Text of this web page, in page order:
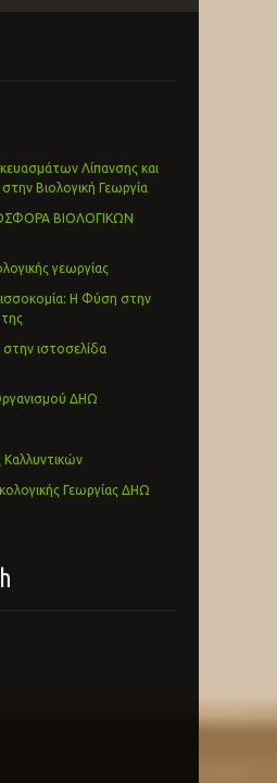
Λίπανσης και
Βιολογική Γεωργία
ΒΙΟΛΟΓΙΚΩΝ
γεωργίας
Η Φύση στην
ιστοσελίδα
ΔΗΩ
Καλλυντικών
Γεωργίας ΔΗΩ